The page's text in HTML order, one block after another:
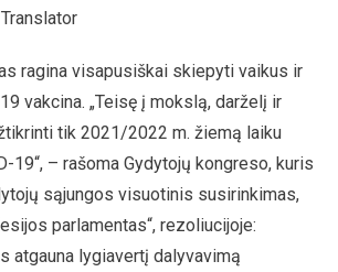
ragina visapusiškai skiepyti vaikus ir
vakcina. „Teisę į mokslą, darželį ir
tik 2021/2022 m. žiemą laiku
19“, – rašoma Gydytojų kongreso, kuris
sąjungos visuotinis susirinkimas,
parlamentas“, rezoliucijoje:
atgauna lygiavertį dalyvavimą